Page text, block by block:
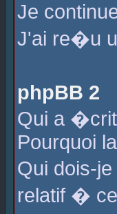
Je
J'ai re�u
phpBB 2
Qui a
Pourquoi
Qui dois-
relatif �